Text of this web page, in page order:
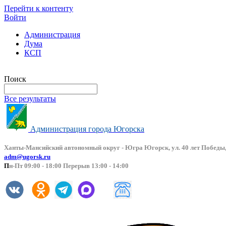
Перейти к контенту
Войти
Администрация
Дума
КСП
Поиск
Все результаты
Администрация города Югорска
Ханты-Мансийский автономный округ - Югра Югорск, ул. 40 лет
adm@ugorsk.ru
Пн-Пт 09:00 - 18:00 Перерыв 13:00 - 14:00